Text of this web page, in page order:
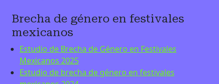
Brecha de género en festivales
mexicanos
Estudio de Brecha de Género en Festivales
Mexicanos 2025
Estudio de brecha de género en festivales